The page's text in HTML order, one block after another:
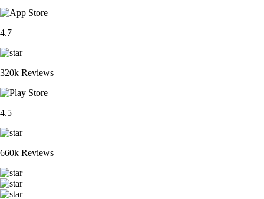
4.7
320k Reviews
4.5
660k Reviews